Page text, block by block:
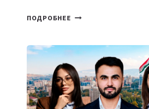
ПОДРОБНЕЕ СТАЛИ
ВНЕШНЕГО
ВИДА
НОВОГО
УСТРОЙСТВА
ОТ